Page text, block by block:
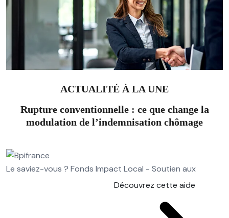
ACTUALITÉ À LA UNE
Rupture conventionnelle : ce que change la
modulation de l’indemnisation chômage
Le saviez-vous ? Fonds Impact Local - Soutien aux
Découvrez cette aide